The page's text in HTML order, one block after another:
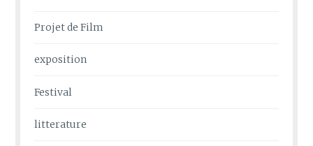
Projet de Film
exposition
Festival
litterature